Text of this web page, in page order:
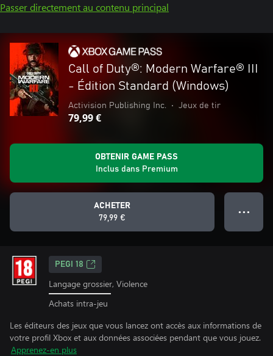
Passer directement au contenu principal
Call of Duty®: Modern Warfare® III
- Édition Standard (Windows)
Activision Publishing Inc. • Jeux de tir
79,99 €
OBTENIR GAME PASS
Inclus dans Premium
ACHETER
79,99 €
● ● ●
PEGI 18
Langage grossier, Violence
Achats intra-jeu
Les éditeurs des jeux que vous lancez ont accès aux informations de
votre profil Xbox et aux données associées pendant que vous jouez.
Apprenez-en plus